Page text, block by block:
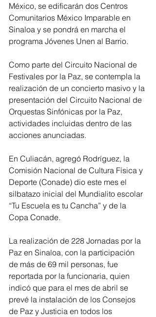
México, se edificarán dos Centros
Comunitarios México Imparable en
Sinaloa y se pondrá en marcha el
programa Jóvenes Unen al Barrio.
Como parte del Circuito Nacional de
Festivales por la Paz, se contempla la
realización de un concierto masivo y la
presentación del Circuito Nacional de
Orquestas Sinfónicas por la Paz,
actividades incluidas dentro de las
acciones anunciadas.
En Culiacán, agregó Rodríguez, la
Comisión Nacional de Cultura Física y
Deporte (Conade) dio este mes el
silbatazo inicial del Mundialito escolar
“Tu Escuela es tu Cancha” y de la
Copa Conade.
La realización de 228 Jornadas por la
Paz en Sinaloa, con la participación
de más de 69 mil personas, fue
reportada por la funcionaria, quien
indicó que para el mes de abril se
prevé la instalación de los Consejos
de Paz y Justicia en todos los